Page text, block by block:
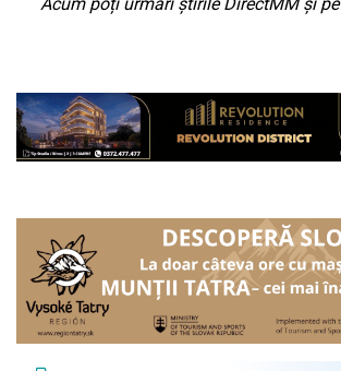
Acum poți urmări știrile DirectMM și pe